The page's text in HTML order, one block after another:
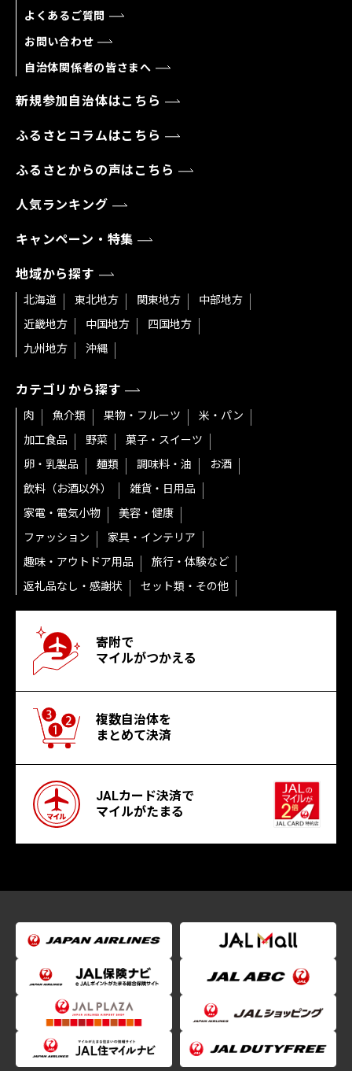
よくあるご質問
お問い合わせ
自治体関係者の皆さまへ
新規参加自治体はこちら
ふるさとコラムはこちら
ふるさとからの声はこちら
人気ランキング
キャンペーン・特集
地域から探す
北海道 東北地方 関東地方
中部地方
近畿地方
中国地方
四国地方
九州地方
沖縄
カテゴリから探す
肉 魚介類 果物・フルーツ
米・パン
加工食品
野菜
菓子・スイーツ
卵・乳製品
麺類 調味料・油
お酒
飲料（お酒以外）
雑貨・日用品
家電・電気小物
美容・健康
ファッション
家具・インテリア
趣味・アウトドア用品
旅行・体験など
返礼品なし・感謝状
セット類・その他
寄附で
マイルがつかえる
複数自治体を
まとめて決済
JALカード決済で
マイルがたまる